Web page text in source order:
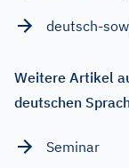
deutsch-
Weitere Artikel
deutschen
Seminar